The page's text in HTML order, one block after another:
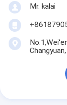
Mr. kalai